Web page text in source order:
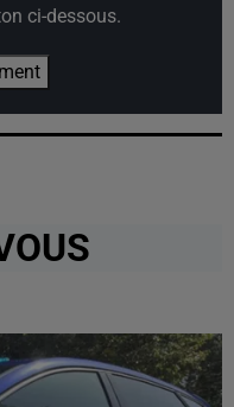
ci-dessous.